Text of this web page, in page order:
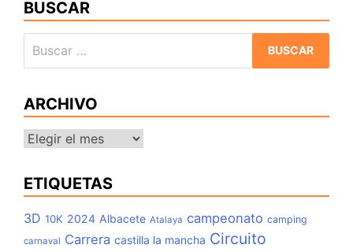
BUSCAR
ARCHIVO
Archivo
ETIQUETAS
3D 10K 2024 Albacete Atalaya campeonato camping
carnaval Carrera castilla la mancha Circuito